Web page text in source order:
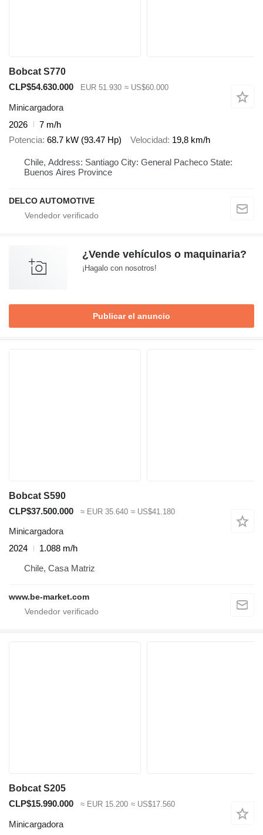
Bobcat S770
CLP$54.630.000
EUR 51.930 ≈ US$60.000
Minicargadora
2026
7 m/h
Potencia 68.7 kW (93.47 Hp) Velocidad 19,8 km/h
Chile, Address: Santiago City: General Pacheco State:
Buenos Aires Province
DELCO AUTOMOTIVE
¿Vende vehículos o maquinaria?
¡Hagalo con nosotros!
Publicar el anuncio
Bobcat S590
CLP$37.500.000
≈ EUR 35.640 ≈ US$41.180
Minicargadora
2024
1.088 m/h
Chile, Casa Matriz
www.be-market.com
Bobcat S205
CLP$15.990.000
≈ EUR 15.200 ≈ US$17.560
Minicargadora